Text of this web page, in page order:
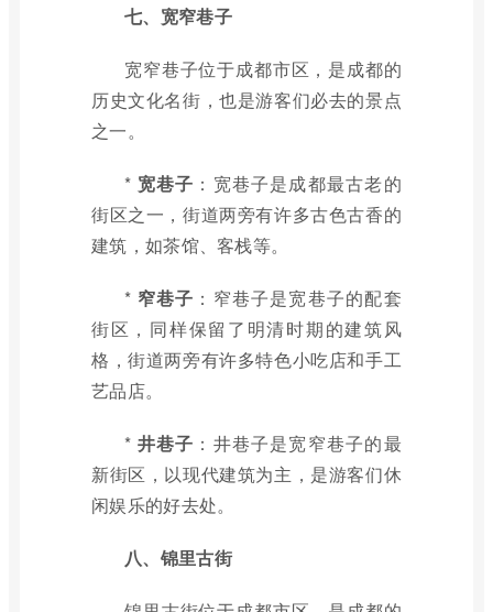
七、宽窄巷子
宽窄巷子位于成都市区，是成都的
历史文化名街，也是游客们必去的景点
之一。
* 宽巷子 ：宽巷子是成都最古老的
街区之一，街道两旁有许多古色古香的
建筑，如茶馆、客栈等。
* 窄巷子 ：窄巷子是宽巷子的配套
街区，同样保留了明清时期的建筑风
格，街道两旁有许多特色小吃店和手工
艺品店。
* 井巷子 ：井巷子是宽窄巷子的最
新街区，以现代建筑为主，是游客们休
闲娱乐的好去处。
八、锦里古街